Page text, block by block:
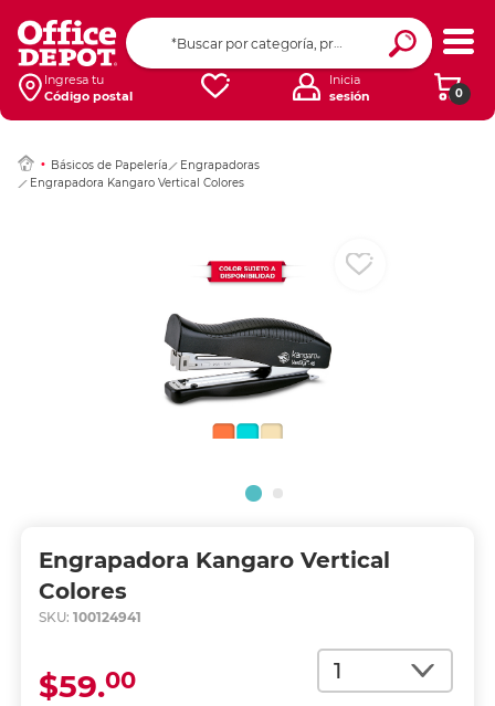
Ingresa tu
Código postal
0
Inicia
sesión
Básicos de Papelería
Engrapadoras
Engrapadora Kangaro Vertical Colores
Engrapadora Kangaro Vertical
Colores
SKU: 100124941
Cantidad
$59.00
Ingresar Codigo